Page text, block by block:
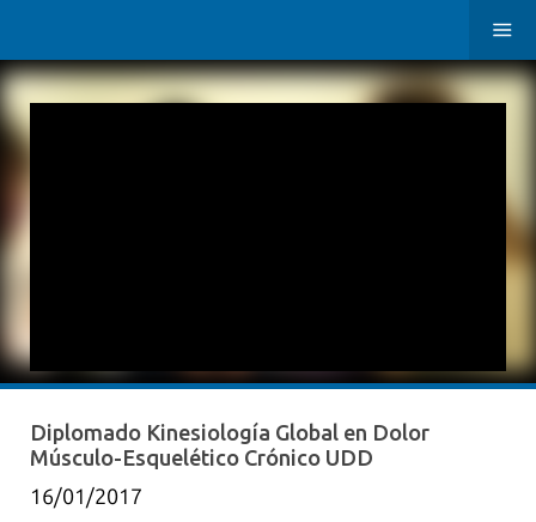
Diplomado Kinesiología Global en Dolor
Músculo-Esquelético Crónico UDD
16/01/2017